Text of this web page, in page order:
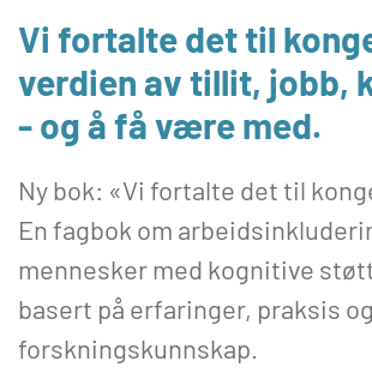
Vi fortalte det til
verdien av tillit, jobb,
- og å få være med.
Ny bok: «Vi fortalte det til
En fagbok om
mennesker med kognitive
basert på erfaringer, praksis og
forskningskunnskap.